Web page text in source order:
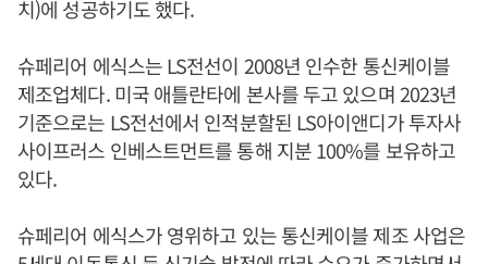
치)에 성공하기도 했다.
슈페리어 에식스는 LS전선이 2008년 인수한 통신케이블
제조업체다. 미국 애틀란타에 본사를 두고 있으며 2023년
기준으로는 LS전선에서 인적분할된 LS아이앤디가 투자사
사이프러스 인베스트먼트를 통해 지분 100%를 보유하고
있다.
슈페리어 에식스가 영위하고 있는 통신케이블 제조 사업은